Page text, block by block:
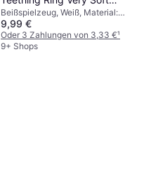
Version
Beißspielzeug, Weiß, Material:
Naturgummi
9,99 €
Oder 3 Zahlungen von 3,33 €¹
9+ Shops